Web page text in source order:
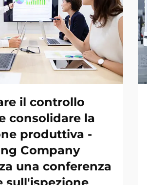
il controllo
consolidare la
produttiva -
Company
una conferenza